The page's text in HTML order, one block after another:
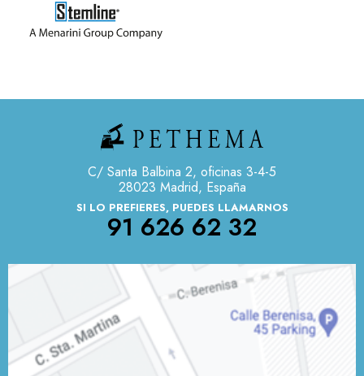
C/ Santa Balbina 2, oficinas 3-4-5
28023 Madrid, España
SI LO PREFIERES, PUEDES LLAMARNOS
91 626 62 32